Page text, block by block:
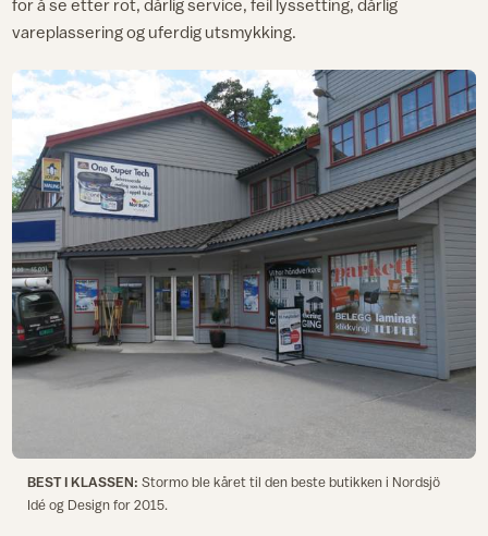
for å se etter rot, dårlig service, feil lyssetting, dårlig
vareplassering og uferdig utsmykking.
BEST I KLASSEN: Stormo ble kåret til den beste butikken i Nordsjö
Idé og Design for 2015.